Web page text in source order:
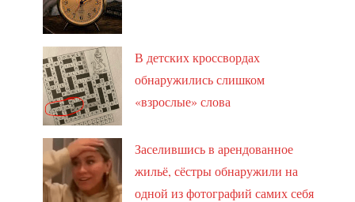
В детских кроссвордах
обнаружились слишком
«взрослые» слова
Заселившись в арендованное
жильё, сёстры обнаружили на
одной из фотографий самих себя